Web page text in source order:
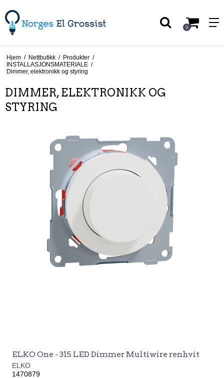
0
Hjem / Nettbutikk / Produkter /
INSTALLASJONSMATERIALE /
Dimmer, elektronikk og styring
DIMMER, ELEKTRONIKK OG
STYRING
ELKO One - 315 LED Dimmer Multiwire renhvit
ELKO
1470879